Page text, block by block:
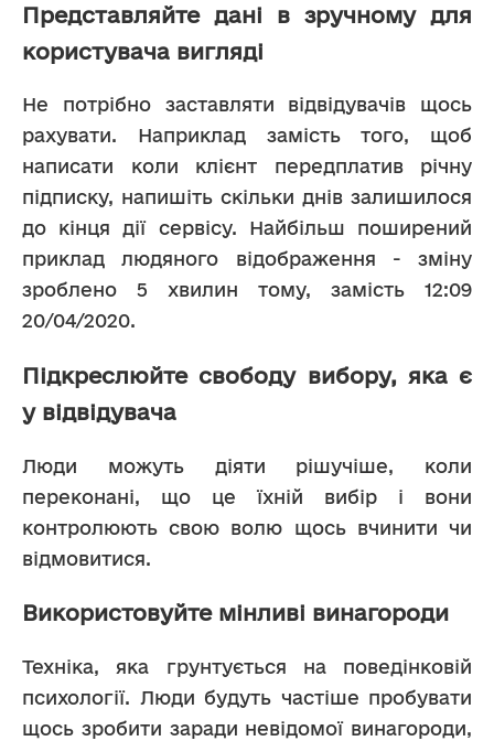
Представляйте дані в зручному для
користувача вигляді
Не потрібно заставляти відвідувачів щось
рахувати. Наприклад замість того, щоб
написати коли клієнт передплатив річну
підписку, напишіть скільки днів залишилося
до кінця дії сервісу. Найбільш поширений
приклад людяного відображення - зміну
зроблено 5 хвилин тому, замість 12:09
20/04/2020.
Підкреслюйте свободу вибору, яка є
у відвідувача
Люди можуть діяти рішучіше, коли
переконані, що це їхній вибір і вони
контролюють свою волю щось вчинити чи
відмовитися.
Використовуйте мінливі винагороди
Техніка, яка грунтується на поведінковій
психології. Люди будуть частіше пробувати
щось зробити заради невідомої винагороди,